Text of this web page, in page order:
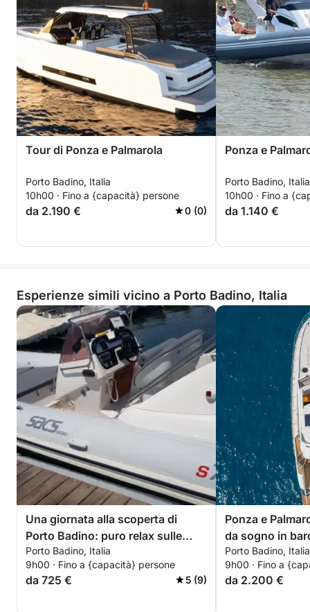
Tour di Ponza e Palmarola
Porto Badino, Italia
10h00 · Fino a {capacità} persone
da 2.190 € 0 (0)
Ponza e
Porto Badino, Italia
10h00 · Fino a
da 1.140 €
Esperienze simili vicino a Porto Badino, Italia
Una giornata alla scoperta di
Porto Badino: puro relax sulle
acque cristalline del blu italiano.
Porto Badino, Italia
9h00 · Fino a {capacità} persone
da 725 € 5 (9)
Ponza e
da sogno in
Porto Badino, Italia
9h00 · Fino a
da 2.200 €